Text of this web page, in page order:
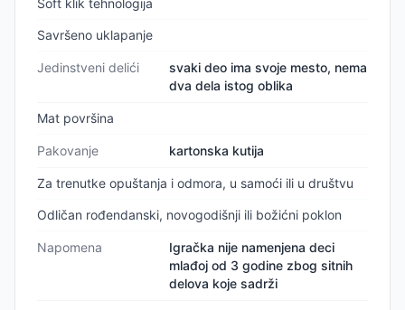
Soft klik tehnologija
Savršeno uklapanje
Jedinstveni delići
svaki deo ima svoje mesto, nema
dva dela istog oblika
Mat površina
Pakovanje kartonska kutija
Za trenutke opuštanja i odmora, u samoći ili u društvu
Odličan rođendanski, novogodišnji ili božićni poklon
Napomena
Igračka nije namenjena deci
mlađoj od 3 godine zbog sitnih
delova koje sadrži